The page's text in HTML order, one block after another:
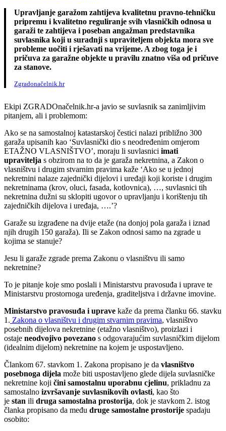
Upravljanje garažom zahtijeva kvalitetnu pravno-tehničku
pripremu i kvalitetno reguliranje svih vlasničkih odnosa u
garaži te zahtijeva i poseban angažman predstavnika
suvlasnika koji u suradnji s upraviteljem objekta mora sve
probleme uočiti i rješavati na vrijeme. A zbog toga je i
pričuva za garažne objekte u pravilu znatno viša od pričuve
za stanove.
Zgradonačelnik.hr
Ekipi ZGRADOnačelnik.hr-a javio se suvlasnik sa zanimljivim
pitanjem, ali i problemom:
Ako se na samostalnoj katastarskoj čestici nalazi približno 300
garaža upisanih kao ‘Suvlasnički dio s neodređenim omjerom
ETAŽNO VLASNIŠTVO’, moraju li suvlasnici imati
upravitelja s obzirom na to da je garaža nekretnina, a Zakon o
vlasništvu i drugim stvarnim pravima kaže ‘Ako se u jednoj
nekretnini nalaze zajednički dijelovi i uređaji koji koriste i drugim
nekretninama (krov, oluci, fasada, kotlovnica), …, suvlasnici tih
nekretnina dužni su sklopiti ugovor o upravljanju i korištenju tih
zajedničkih dijelova i uređaja, ….’?
Garaže su izgrađene na dvije etaže (na donjoj pola garaža i iznad
njih drugih 150 garaža). Ili se Zakon odnosi samo na zgrade u
kojima se stanuje?
Jesu li garaže zgrade prema Zakonu o vlasništvu ili samo
nekretnine?
To je pitanje koje smo poslali i Ministarstvu pravosuđa i uprave te
Ministarstvu prostornoga uređenja, graditeljstva i državne imovine.
Ministarstvo pravosuđa i uprave kaže da prema članku 66. stavku
1. Zakona o vlasništvu i drugim stvarnim pravima, vlasništvo
posebnih dijelova nekretnine (etažno vlasništvo), proizlazi i
ostaje neodvojivo povezano s odgovarajućim suvlasničkim dijelom
(idealnim dijelom) nekretnine na kojem je uspostavljeno.
Člankom 67. stavkom 1. Zakona propisano je da vlasništvo
posebnoga dijela može biti uspostavljeno glede dijela suvlasničke
nekretnine koji čini samostalnu uporabnu cjelinu, prikladnu za
samostalno izvršavanje suvlasnikovih ovlasti, kao što
je stan ili druga samostalna prostorija, dok je stavkom 2. istog
članka propisano da među druge samostalne prostorije spadaju
osobito: